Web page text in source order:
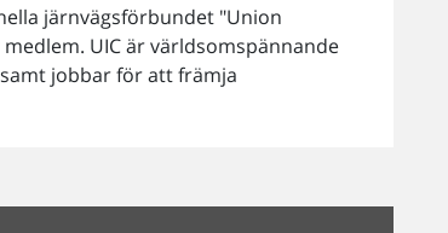
järnvägsförbundet "Union
UIC är världsomspännande
jobbar för att främja